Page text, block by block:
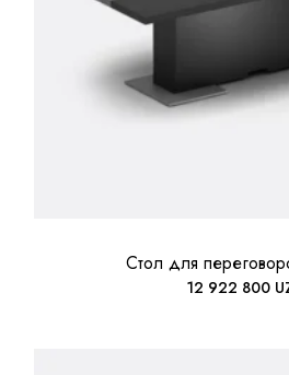
Стол для
12 922 800